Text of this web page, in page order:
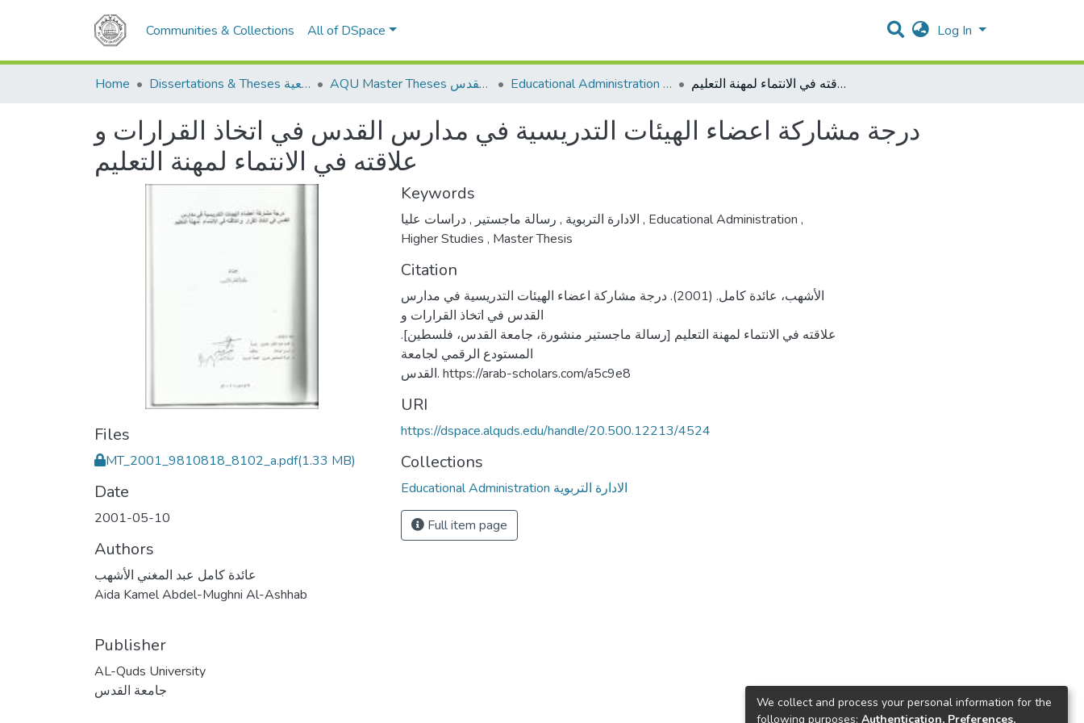
Communities & Collections All of DSpace Log In
Home Dissertations & Theses الرسائل الجامعية AQU Master Theses الرسائل الجامعية الخاصة بجامعة القدس Educational Administration الادارة التربوية درجة مشاركة اعضاء الهيئات التدريسية في مدارس القدس في اتخاذ القرارات و علاقته في الانتماء لمهنة التعليم
درجة مشاركة اعضاء الهيئات التدريسية في مدارس القدس في اتخاذ القرارات و
علاقته في الانتماء لمهنة التعليم
Files
MT_2001_9810818_8102_a.pdf(1.33 MB)
Date
2001-05-10
Authors
عائدة كامل عبد المغني الأشهب
Aida Kamel Abdel-Mughni Al-Ashhab
Publisher
AL-Quds University
جامعة القدس
Keywords
الادارة التربوية , رسالة ماجستير , , Educational Administration ,
Higher Studies , Master Thesis
Citation
الأشهب، عائدة كامل. (2001). درجة مشاركة اعضاء الهيئات التدريسية في مدارس
القدس في اتخاذ القرارات و
علاقته في الانتماء لمهنة التعليم [رسالة ماجستير منشورة، جامعة القدس، فلسطين].
المستودع الرقمي لجامعة
القدس. https://arab-scholars.com/a5c9e8
URI
https://dspace.alquds.edu/handle/20.500.12213/4524
Collections
Educational Administration الادارة التربوية
Full item page
We collect and process your personal information for the
following purposes: Authentication, Preferences,